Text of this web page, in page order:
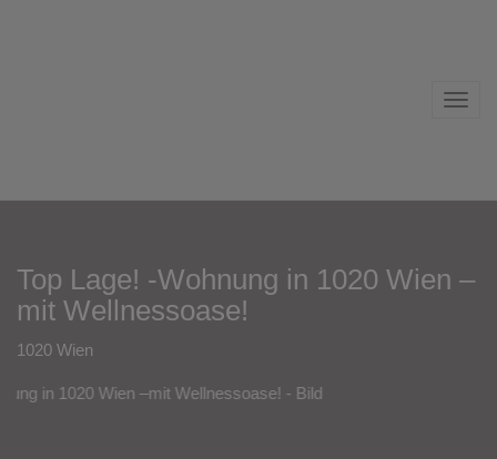
Top Lage! -Wohnung in 1020 Wien –
mit Wellnessoase!
1020 Wien